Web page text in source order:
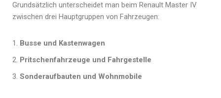
Grundsätzlich unterscheidet man beim Renault Master IV
zwischen drei Hauptgruppen von Fahrzeugen:
Busse und Kastenwagen
Pritschenfahrzeuge und Fahrgestelle
Sonderaufbauten und Wohnmobile